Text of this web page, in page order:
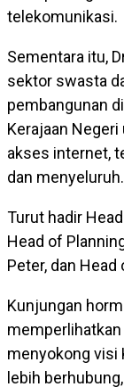
telekomunikasi.
Sementara itu,
sektor swasta
pembangunan
Kerajaan
akses internet,
dan menyeluruh.
Turut hadir
Head of
Peter, dan
Kunjungan
menyokong visi
lebih